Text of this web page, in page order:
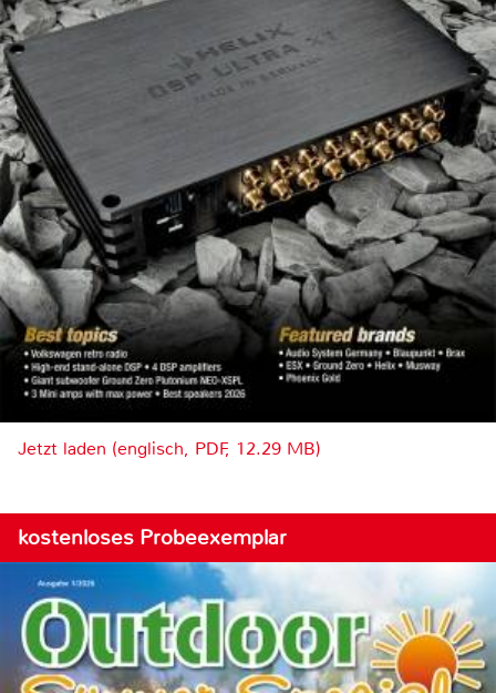
Jetzt laden (englisch, PDF, 12.29 MB)
kostenloses Probeexemplar